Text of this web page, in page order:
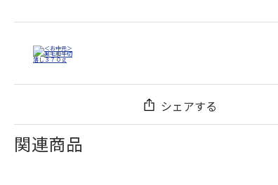
シェアする
関連商品